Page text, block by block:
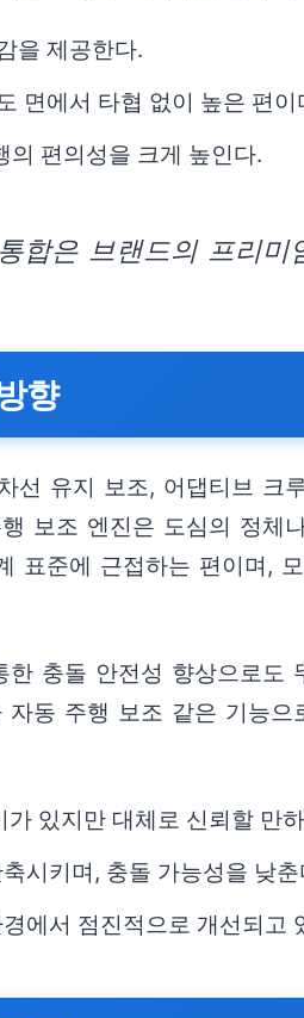
을 제공한다.
면에서 타협 없이 높은 편이
의 편의성을 크게 높인다.
합은 브랜드의 프리
향
유지 보조, 어댑티브 크
보조 엔진은 도심의 정체
표준에 근접하는 편이며,
충돌 안전성 향상으로
동 주행 보조 같은 기능
있지만 대체로 신뢰할 만
시키며, 충돌 가능성을 낮춘
에서 점진적으로 개선되고